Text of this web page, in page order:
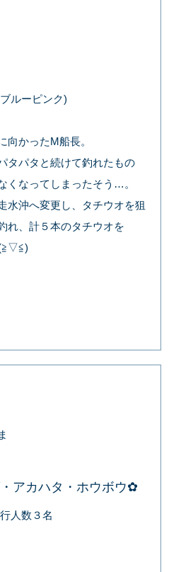
ルーピンク)
向かったM船長。
タパタと続けて釣れたもの
くなってしまったそう…。
水沖へ変更し、タチウオを狙
れ、計５本のタチウオを
アカハタ・ホウボウ✿
人数３名